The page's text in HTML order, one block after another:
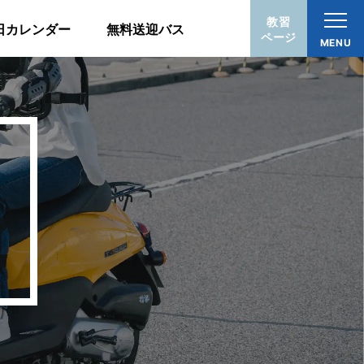
カレンダー 無料送迎バス
教習
ページ